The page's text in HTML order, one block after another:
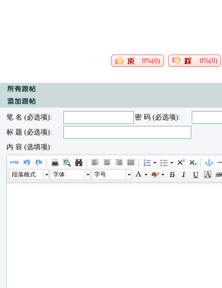
0%(0) 0%(0)
笔 名 (必选项):
密 码 (必选项):
标 题 (必选项):
内 容 (选填项):
段落格式 字体 字号